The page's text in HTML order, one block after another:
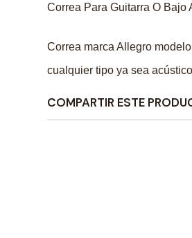
Correa Para Guitarra O Bajo
Correa marca Allegro
cualquier tipo ya sea
COMPARTIR ESTE